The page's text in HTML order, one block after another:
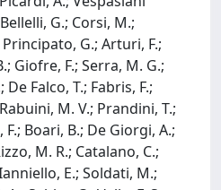
G.; Corsi, M.;
G.; Arturi, F.;
Giofre, F.; Serra, M. G.;
Falco, T.; Fabris, F.;
M. V.; Prandini, T.;
Boari, B.; De Giorgi, A.;
M. R.; Catalano, C.;
E.; Soldati, M.;